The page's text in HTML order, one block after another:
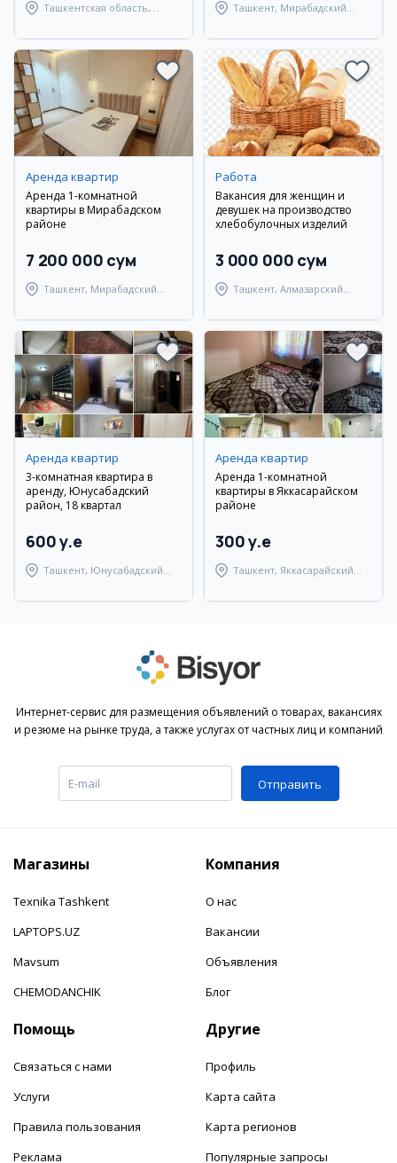
Ташкентская область,
Ташкент, Мирабадский
Аренда квартир
Аренда 1-комнатной
квартиры в Мирабадском
районе
7 200 000 сум
Ташкент, Мирабадский
Работа
Вакансия для женщин и
девушек на производство
хлебобулочных изделий
3 000 000 сум
Ташкент, Алмазарский
Аренда квартир
3-комнатная квартира в
аренду, Юнусабадский
район, 18 квартал
600 y.e
Ташкент, Юнусабадский
Аренда квартир
Аренда 1-комнатной
квартиры в Яккасарайском
районе
300 y.e
Ташкент, Яккасарайский
Интернет-сервис для размещения объявлений о товарах, вакансиях
и резюме на рынке труда, а также услугах от частных лиц и компаний
Отправить
Магазины
Texnika Tashkent
LAPTOPS.UZ
Mavsum
CHEMODANCHIK
Компания
О нас
Вакансии
Объявления
Блог
Помощь
Связаться с нами
Услуги
Правила пользования
Реклама
Другие
Профиль
Карта сайта
Карта регионов
Популярные запросы